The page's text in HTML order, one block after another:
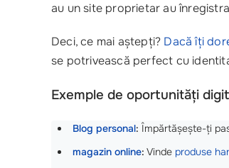
au un site proprietar au
Deci, ce mai aștepți? Dacă îți
se potrivească perfect cu
Exemple de oportunități
Blog personal: Împărtășește-ți
magazin online: Vinde produse